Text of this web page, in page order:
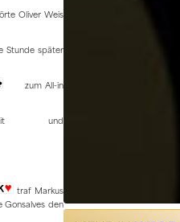
Oliver Weis
Stunde später
zum All-in
und
traf Markus
Gonsalves den